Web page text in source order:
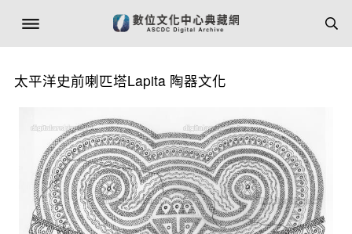
太平洋史前喇匹塔Lapita 陶器文化